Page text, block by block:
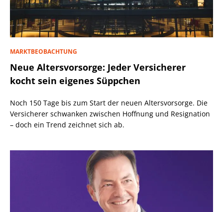
MARKTBEOBACHTUNG
Neue Altersvorsorge: Jeder Versicherer
kocht sein eigenes Süppchen
Noch 150 Tage bis zum Start der neuen Altersvorsorge. Die
Versicherer schwanken zwischen Hoffnung und Resignation
– doch ein Trend zeichnet sich ab.